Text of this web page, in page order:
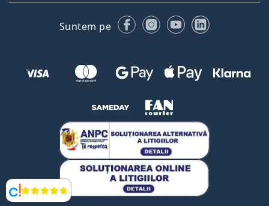
Opinii
Suntem pe FacebookInstagram
YouTubeLinkedIn